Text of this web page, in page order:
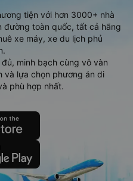
tiện với hơn 3000+ nhà
toàn quốc, tất cả hãng
xe máy, xe du lịch phủ
minh bạch cùng vô vàn
và lựa chọn phương án di
phù hợp nhất.